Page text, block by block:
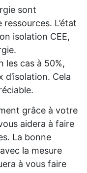
sont
L’état
isolation CEE,
les cas à 50%,
Cela
grâce à votre
aidera à faire
La bonne
la mesure
à vous faire